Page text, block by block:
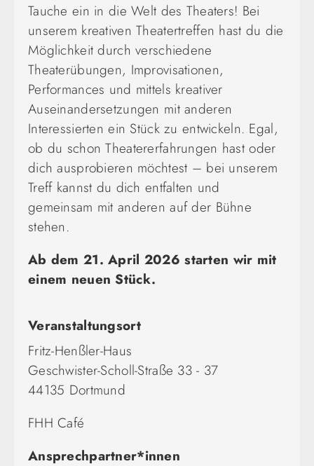
Tauche ein in die Welt des Theaters! Bei
unserem kreativen Theatertreffen hast du die
Möglichkeit durch verschiedene
Theaterübungen, Improvisationen,
Performances und mittels kreativer
Auseinandersetzungen mit anderen
Interessierten ein Stück zu entwickeln. Egal,
ob du schon Theatererfahrungen hast oder
dich ausprobieren möchtest – bei unserem
Treff kannst du dich entfalten und
gemeinsam mit anderen auf der Bühne
stehen.
Ab dem 21. April 2026 starten wir mit
einem neuen Stück.
Veranstaltungsort
Fritz-Henßler-Haus
Geschwister-Scholl-Straße 33 - 37
44135 Dortmund
FHH Café
Ansprechpartner*innen